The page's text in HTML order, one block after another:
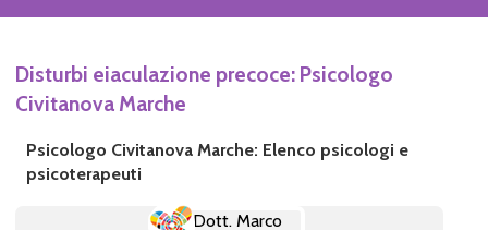
Disturbi eiaculazione precoce: Psicologo
Civitanova Marche
Psicologo Civitanova Marche: Elenco psicologi e
psicoterapeuti